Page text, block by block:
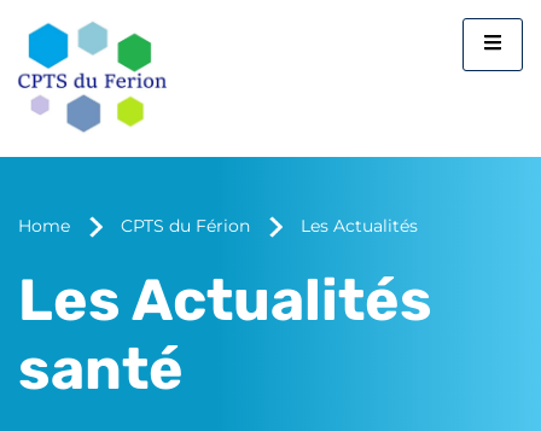
Home CPTS du Férion Les Actualités
Les Actualités
santé